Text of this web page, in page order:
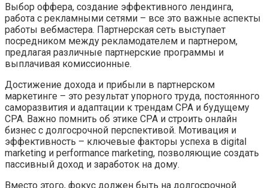
Выбор оффера, создание эффективного лендинга,
работа с рекламными сетями – все это важные аспекты
работы вебмастера. Партнерская сеть выступает
посредником между рекламодателем и партнером,
предлагая различные партнерские программы и
выплачивая комиссионные.
Достижение дохода и прибыли в партнерском
маркетинге – это результат упорного труда, постоянного
саморазвития и адаптации к трендам CPA и будущему
CPA. Важно помнить об этике CPA и строить онлайн
бизнес с долгосрочной перспективой. Мотивация и
эффективность – ключевые факторы успеха в digital
marketing и performance marketing, позволяющие создать
пассивный доход и заработок на дому.
Вместо этого, фокус должен быть на долгосрочной